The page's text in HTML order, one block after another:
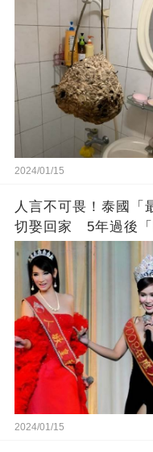
2024/01/15
人言不可畏！泰國「
切娶回家 5年過後「
2024/01/15